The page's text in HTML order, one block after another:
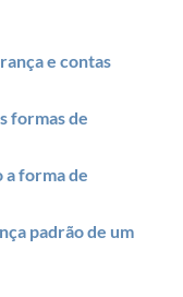
e contas
formas de
forma de
padrão de um